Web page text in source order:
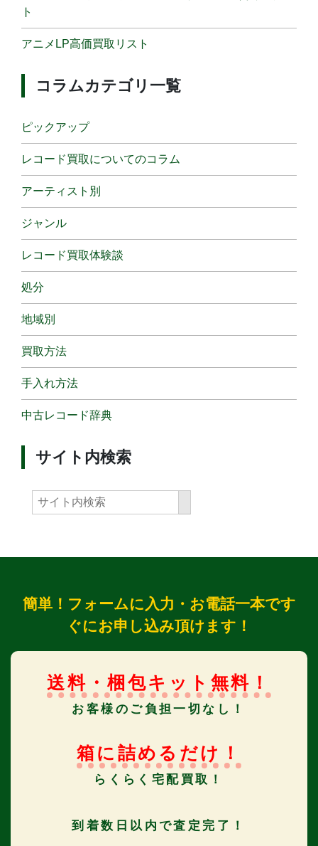
ト
アニメLP高価買取リスト
コラムカテゴリ一覧
ピックアップ
レコード買取についてのコラム
アーティスト別
ジャンル
レコード買取体験談
処分
地域別
買取方法
手入れ方法
中古レコード辞典
サイト内検索
簡単！フォームに入力・お電話一本です
ぐにお申し込み頂けます！
送料・梱包キット無料！
お客様のご負担一切なし！
箱に詰めるだけ！
らくらく宅配買取！
到着数日以内で査定完了！